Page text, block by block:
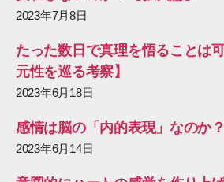
2023年7月8日
たった数日で真理を悟ることは
元性を巡る考察】
2023年6月18日
感情は脳の「内的表現」なのか？
2023年6月14日